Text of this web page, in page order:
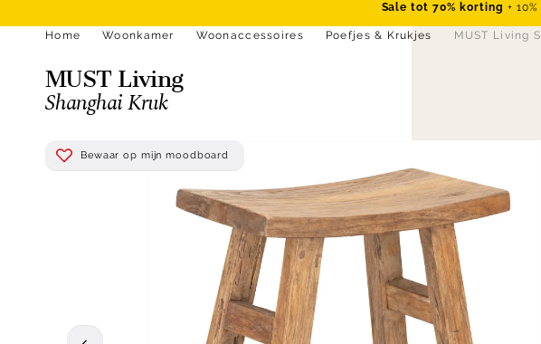
Sale tot 70% korting +
Home
Woonkamer Woonaccessoires Poefjes & Krukjes MUST Living
MUST Living
Shanghai Kruk
Bewaar op mijn moodboard